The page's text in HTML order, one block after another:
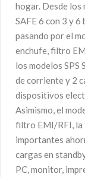
hogar. Desde los
SAFE 6 con 3 y
pasando por el
enchufe, filtro
los modelos SPS
de corriente y 2
dispositivos
Asimismo, el
filtro EMI/RFI, la
importantes
cargas en
PC, monitor,